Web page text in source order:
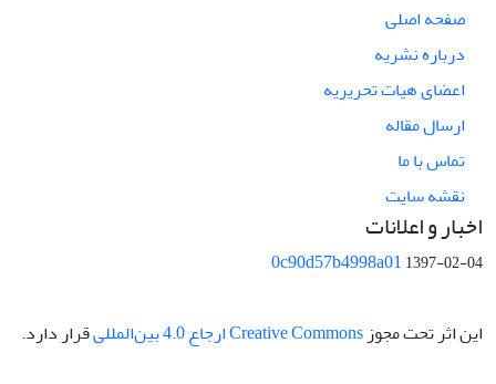
صفحه اصلی
درباره نشریه
اعضای هیات تحریریه
ارسال مقاله
تماس با ما
نقشه سایت
اخبار و اعلانات
0c90d57b4998a011397-02-04
این اثر تحت مجوز Creative Commons ارجاع 4.0 بین‌المللی قرار دارد.